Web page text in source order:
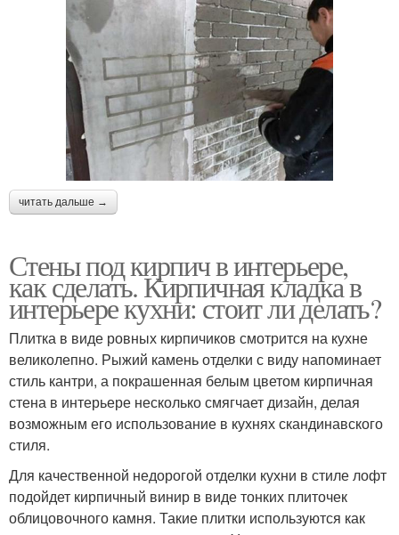
читать дальше →
Стены под кирпич в интерьере,
как сделать. Кирпичная кладка в
интерьере кухни: стоит ли делать?
Плитка в виде ровных кирпичиков смотрится на кухне
великолепно. Рыжий камень отделки с виду напоминает
стиль кантри, а покрашенная белым цветом кирпичная
стена в интерьере несколько смягчает дизайн, делая
возможным его использование в кухнях скандинавского
стиля.
Для качественной недорогой отделки кухни в стиле лофт
подойдет кирпичный винир в виде тонких плиточек
облицовочного камня. Такие плитки используются как